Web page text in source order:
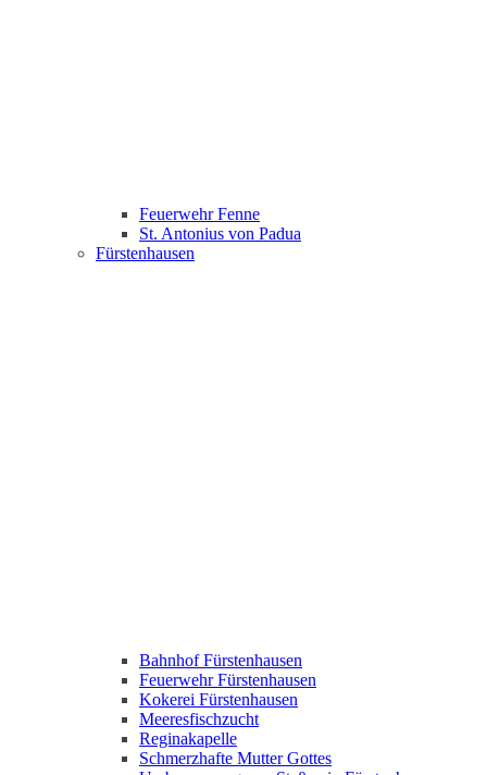
Feuerwehr Fenne
St. Antonius von Padua
Fürstenhausen
Bahnhof Fürstenhausen
Feuerwehr Fürstenhausen
Kokerei Fürstenhausen
Meeresfischzucht
Reginakapelle
Schmerzhafte Mutter Gottes